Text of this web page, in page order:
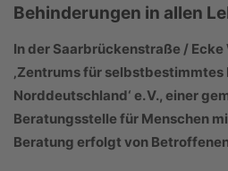
Behinderungen in allen
In der Saarbrückenstraße /
‚Zentrums für selbstbestimmtes
Norddeutschland‘ e. V., einer
Beratungsstelle für Menschen
Beratung erfolgt von